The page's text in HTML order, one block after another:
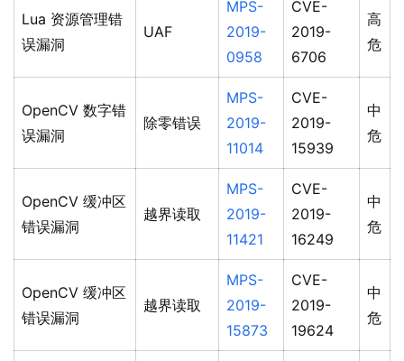
Lua 资源管理错
误漏洞
UAF
MPS-
2019-
0958
CVE-
2019-
6706
高
危
OpenCV 数字错
误漏洞
除零错误
MPS-
2019-
11014
CVE-
2019-
15939
中
危
OpenCV 缓冲区
错误漏洞
越界读取
MPS-
2019-
11421
CVE-
2019-
16249
中
危
OpenCV 缓冲区
错误漏洞
越界读取
MPS-
2019-
15873
CVE-
2019-
19624
中
危